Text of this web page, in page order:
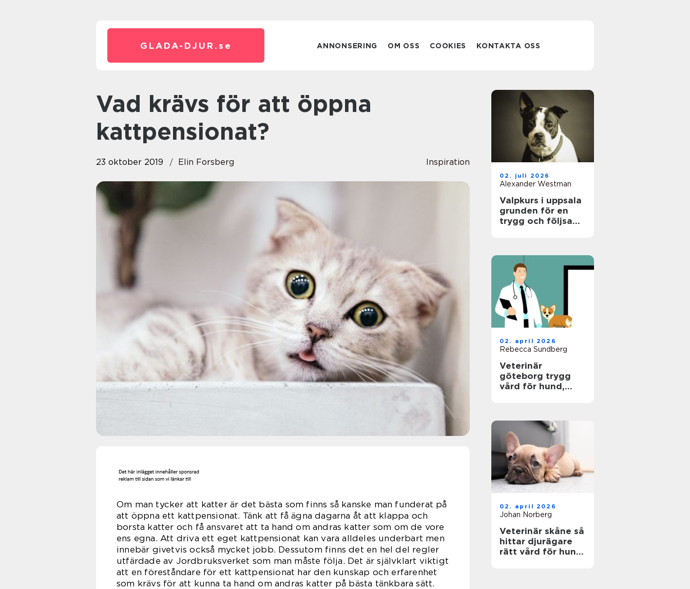
GLADA-DJUR. se ANNONSERING OM OSS COOKIES KONTAKTA OSS
Vad krävs för att öppna
kattpensionat?
23 oktober 2019 Elin Forsberg Inspiration
Om man tycker att katter är det bästa som finns så kanske man funderat på
att öppna ett kattpensionat. Tänk att få ägna dagarna åt att klappa och
borsta katter och få ansvaret att ta hand om andras katter som om de vore
ens egna. Att driva ett eget kattpensionat kan vara alldeles underbart men
innebär givetvis också mycket jobb. Dessutom finns det en hel del regler
utfärdade av Jordbruksverket som man måste följa. Det är självklart viktigt
att en föreståndare för ett kattpensionat har den kunskap och erfarenhet
som krävs för att kunna ta hand om andras katter på bästa tänkbara sätt.
02. juli 2026
Alexander Westman
Valpkurs i uppsala
grunden för en
trygg och följsam
02. april 2026
Rebecca Sundberg
Veterinär
göteborg trygg
vård för hund,
02. april 2026
Johan Norberg
Veterinär skåne så
hittar djurägare
rätt vård för hund